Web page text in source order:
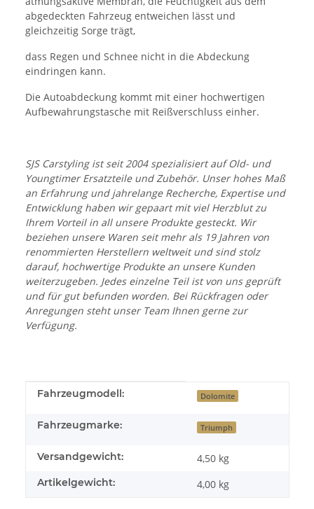
abgedeckten Fahrzeug entweichen lässt und
gleichzeitig Sorge trägt,
dass Regen und Schnee nicht in die Abdeckung
eindringen kann.
Die Autoabdeckung kommt mit einer hochwertigen
Aufbewahrungstasche mit Reißverschluss einher.
SJS Carstyling ist seit 2004 spezialisiert auf Old- und
Youngtimer Ersatzteile und Zubehör. Unser hohes Maß
an Erfahrung und jahrelange Recherche, Expertise und
Entwicklung haben wir gepaart mit viel Herzblut zu
Ihrem Vorteil in all unsere Produkte gesteckt. Wir
beziehen unsere Waren seit mehr als 19 Jahren von
renommierten Herstellern weltweit und sind stolz
darauf, hochwertige Produkte an unsere Kunden
weiterzugeben. Jedes einzelne Teil ist von uns geprüft
und für gut befunden worden. Bei Rückfragen oder
Anregungen steht unser Team Ihnen gerne zur
Verfügung.
Produkteigenschaft
Wert
Fahrzeugmodell: Dolomite
Fahrzeugmarke: Triumph
Versandgewicht: 4,50 kg
Artikelgewicht: 4,00 kg